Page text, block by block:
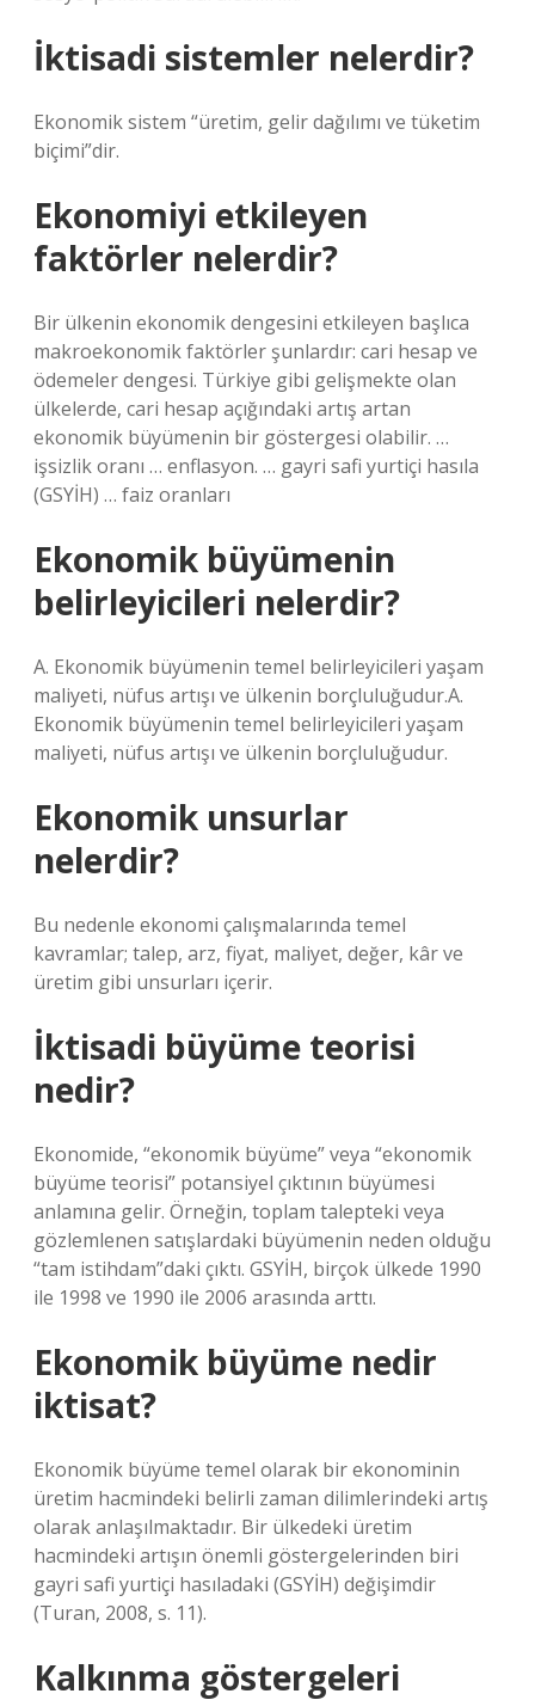
İktisadi sistemler nelerdir?
Ekonomik sistem “üretim, gelir dağılımı ve tüketim
biçimi”dir.
Ekonomiyi etkileyen
faktörler nelerdir?
Bir ülkenin ekonomik dengesini etkileyen başlıca
makroekonomik faktörler şunlardır: cari hesap ve
ödemeler dengesi. Türkiye gibi gelişmekte olan
ülkelerde, cari hesap açığındaki artış artan
ekonomik büyümenin bir göstergesi olabilir. …
işsizlik oranı … enflasyon. … gayri safi yurtiçi hasıla
(GSYİH) … faiz oranları
Ekonomik büyümenin
belirleyicileri nelerdir?
A. Ekonomik büyümenin temel belirleyicileri yaşam
maliyeti, nüfus artışı ve ülkenin borçluluğudur.A.
Ekonomik büyümenin temel belirleyicileri yaşam
maliyeti, nüfus artışı ve ülkenin borçluluğudur.
Ekonomik unsurlar
nelerdir?
Bu nedenle ekonomi çalışmalarında temel
kavramlar; talep, arz, fiyat, maliyet, değer, kâr ve
üretim gibi unsurları içerir.
İktisadi büyüme teorisi
nedir?
Ekonomide, “ekonomik büyüme” veya “ekonomik
büyüme teorisi” potansiyel çıktının büyümesi
anlamına gelir. Örneğin, toplam talepteki veya
gözlemlenen satışlardaki büyümenin neden olduğu
“tam istihdam”daki çıktı. GSYİH, birçok ülkede 1990
ile 1998 ve 1990 ile 2006 arasında arttı.
Ekonomik büyüme nedir
iktisat?
Ekonomik büyüme temel olarak bir ekonominin
üretim hacmindeki belirli zaman dilimlerindeki artış
olarak anlaşılmaktadır. Bir ülkedeki üretim
hacmindeki artışın önemli göstergelerinden biri
gayri safi yurtiçi hasıladaki (GSYİH) değişimdir
(Turan, 2008, s. 11).
Kalkınma göstergeleri